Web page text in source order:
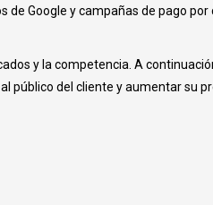
Google y campañas de pago por
y la competencia. A
público del cliente y aumentar su